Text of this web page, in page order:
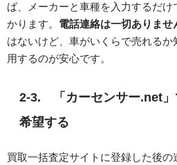
ば、メーカーと車種を入力するだ
かります。 電話連絡は一切ありませ
はないけど、車がいくらで売れるか
用するのが安心です。
2-3. 「カーセンサー.net」
希望する
買取一括査定サイトに登録した後の